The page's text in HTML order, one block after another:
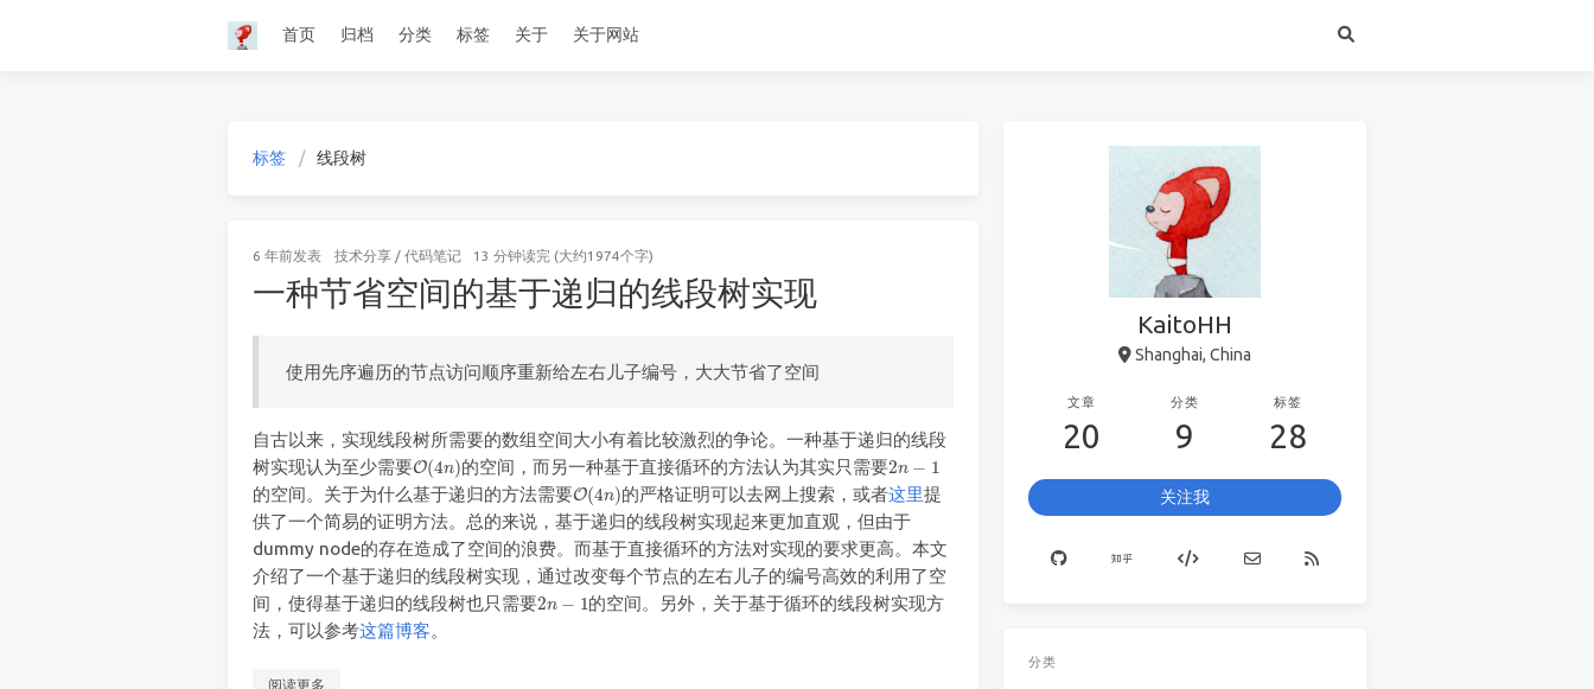
首页 归档 分类 标签 关于 关于网站
标签 线段树
6 年前发表 技术分享 / 代码笔记 13 分钟读完 (大约1974个字)
一种节省空间的基于递归的线段树实现
使用先序遍历的节点访问顺序重新给左右儿子编号，大大节省了空间
自古以来，实现线段树所需要的数组空间大小有着比较激烈的争论。一种基于递归的线段
树实现认为至少需要O( 4 ) 的空间，而另一种基于直接循环的方法认为其实只需要2
的空间。关于为什么基于递归的方法需要O( 4 ) 的严格证明可以去网上搜索，或者这里提
供了一个简易的证明方法。总的来说，基于递归的线段树实现起来更加直观，但由于
dummy node的存在造成了空间的浪费。而基于直接循环的方法对实现的要求更高。本文
介绍了一个基于递归的线段树实现，通过改变每个节点的左右儿子的编号高效的利用了空
间，使得基于递归的线段树也只需要2
的空间。另外，关于基于循环的线段树实现方
法，可以参考这篇博客。
阅读更多
KaitoHH
Shanghai, China
文章
20
分类
9
标签
28
关注我
分类